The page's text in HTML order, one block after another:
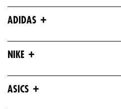
ADIDAS +
NIKE +
ASICS +